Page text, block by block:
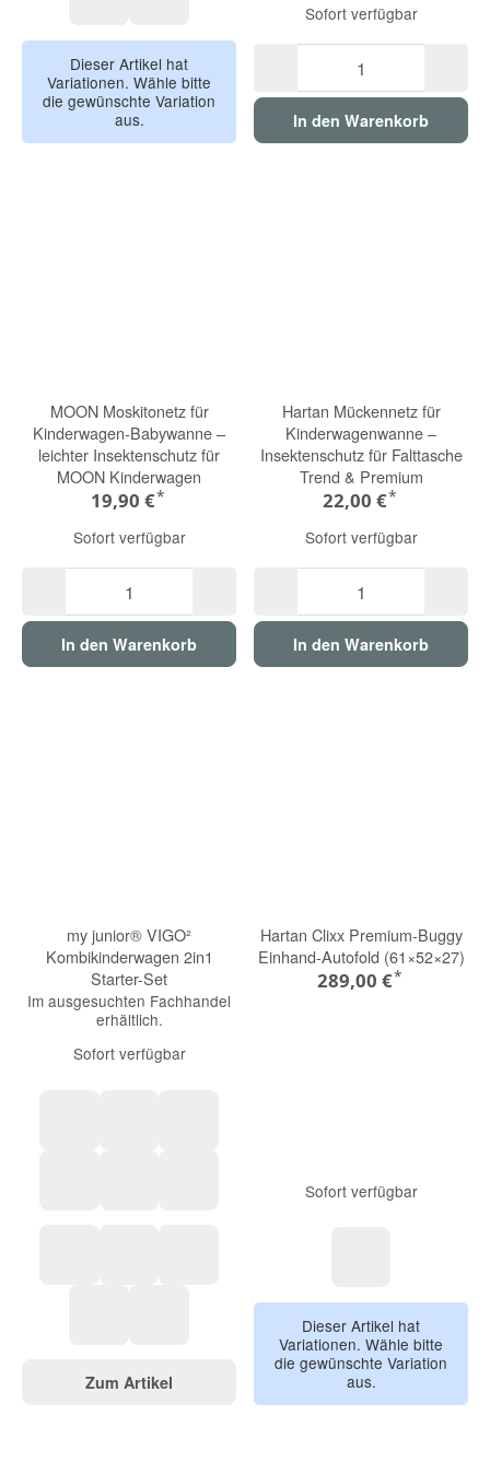
Dieser Artikel hat
Variationen. Wähle bitte
die gewünschte Variation
aus.
Sofort verfügbar
In den Warenkorb
MOON Moskitonetz für
Kinderwagen-Babywanne –
leichter Insektenschutz für
MOON Kinderwagen
19,90 €*
Sofort verfügbar
In den Warenkorb
Hartan Mückennetz für
Kinderwagenwanne –
Insektenschutz für Falttasche
Trend & Premium
22,00 €*
Sofort verfügbar
In den Warenkorb
my junior® VIGO²
Kombikinderwagen 2in1
Starter-Set
Im ausgesuchten Fachhandel
erhältlich.
Sofort verfügbar
Black Matt With Black Handle
Black Matt With Brown Handle
Zum Artikel
Hartan Clixx Premium-Buggy
Einhand-Autofold (61×52×27)
289,00 €*
Sofort verfügbar
Dieser Artikel hat
Variationen. Wähle bitte
die gewünschte Variation
aus.